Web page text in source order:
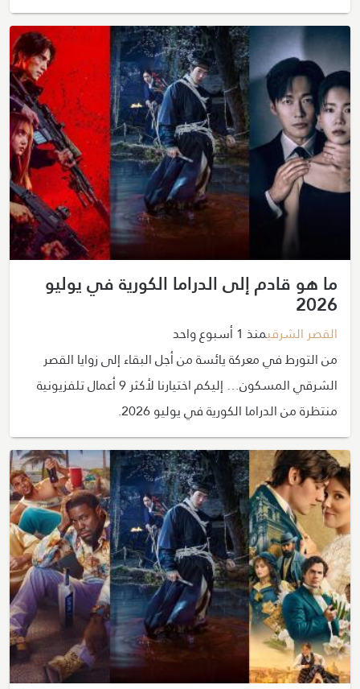
ما هو قادم إلى الدراما الكورية في يوليو
2026
القصر الشرقيمنذ 1 أسبوع واحد
من التورط في معركة يائسة من أجل البقاء إلى زوايا القصر
الشرقي المسكون… إليكم اختيارنا لأكثر 9 أعمال تلفزيونية
منتظرة من الدراما الكورية في يوليو 2026.